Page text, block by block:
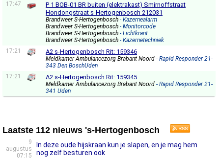
17:47
P 1 BOB-01 BR buiten (elektrakast) Smirnoffstraat
Hondongstraat s-Hertogenbosch 212031
Brandweer S-Hertogenbosch - Kazernealarm
Brandweer S-Hertogenbosch - Monitorcode
Brandweer S-Hertogenbosch - Lichtkrant
Brandweer S-Hertogenbosch - Kazernetechniek
17:21
A2 s-Hertogenbosch Rit: 159346
Meldkamer Ambulancezorg Brabant Noord - Rapid Responder 21-
343 Den BoschUden
17:21
A2 s-Hertogenbosch Rit: 159345
Meldkamer Ambulancezorg Brabant Noord - Rapid Responder 21-
341 Uden
Laatste 112 nieuws 's-Hertogenbosch
9
augustus
07:15
In deze oude hijskraan kun je slapen, en je mag hem
nog zelf besturen ook